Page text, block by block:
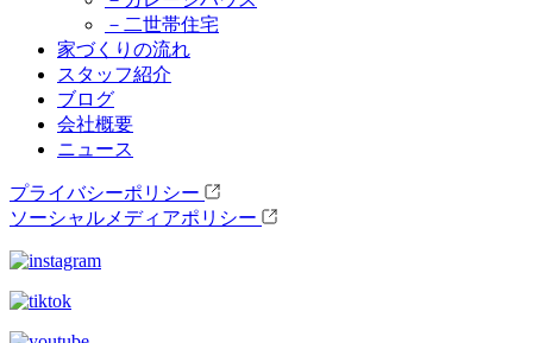
－二世帯住宅
家づくりの流れ
スタッフ紹介
ブログ
会社概要
ニュース
プライバシーポリシー
ソーシャルメディアポリシー